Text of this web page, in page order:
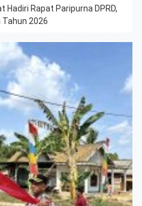
Hadiri Rapat Paripurna DPRD,
Tahun 2026